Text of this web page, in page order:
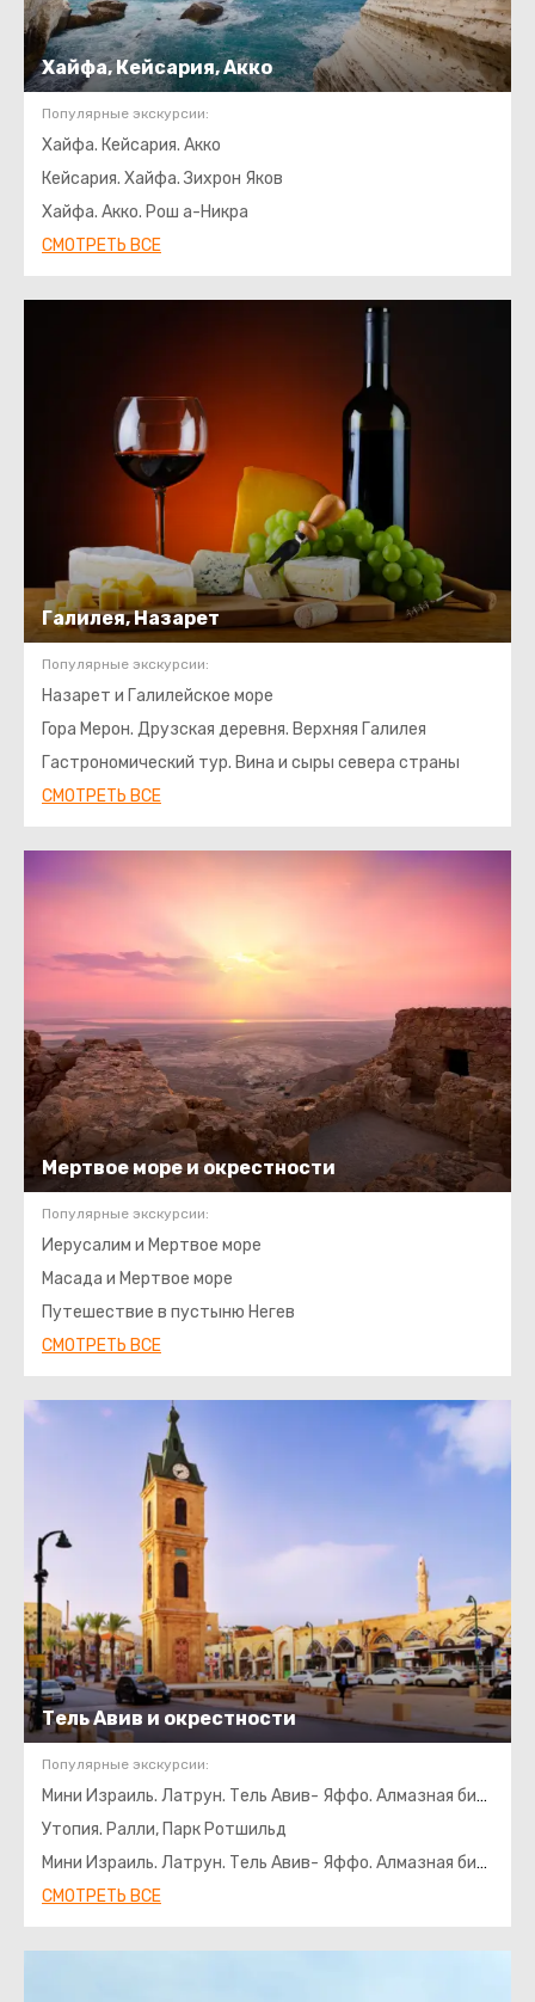
Хайфа, Кейсария, Акко
Популярные экскурсии:
Хайфа. Кейсария. Акко
Кейсария. Хайфа. Зихрон Яков
Хайфа. Акко. Рош а-Никра
СМОТРЕТЬ ВСЕ
Галилея, Назарет
Популярные экскурсии:
Назарет и Галилейское море
Гора Мерон. Друзская деревня. Верхняя Галилея
Гастрономический тур. Вина и сыры севера страны
СМОТРЕТЬ ВСЕ
Мертвое море и окрестности
Популярные экскурсии:
Иерусалим и Мертвое море
Масада и Мертвое море
Путешествие в пустыню Негев
СМОТРЕТЬ ВСЕ
Тель Авив и окрестности
Популярные экскурсии:
Мини Израиль. Латрун. Тель Авив- Яффо. Алмазная биржа
Утопия. Ралли, Парк Ротшильд
Мини Израиль. Латрун. Тель Авив- Яффо. Алмазная биржа
СМОТРЕТЬ ВСЕ